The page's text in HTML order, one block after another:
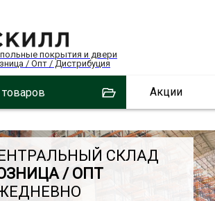
покрытия и двери
/ Опт / Дистрибуция
товаров Акции
СКЛАД
/ ОПТ